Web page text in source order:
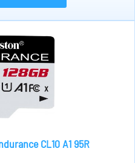
CL10 A1 95R